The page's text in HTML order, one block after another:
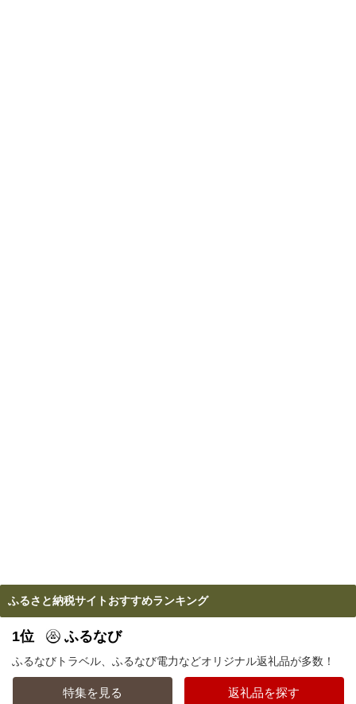
ふるさと納税サイトおすすめランキング
1位 ふるなび
ふるなびトラベル、ふるなび電力などオリジナル返礼品が多数！
特集を見る 返礼品を探す